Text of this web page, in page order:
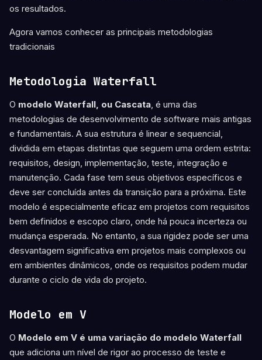
os resultados.
Agora vamos conhecer as principais metodologias
tradicionais
Metodologia Waterfall
O modelo Waterfall, ou Cascata, é uma das
metodologias de desenvolvimento de software mais antigas
e fundamentais. A sua estrutura é linear e sequencial,
dividida em etapas distintas que seguem uma ordem estrita:
requisitos, design, implementação, teste, integração e
manutenção. Cada fase tem seus objetivos específicos e
deve ser concluída antes da transição para a próxima. Este
modelo é especialmente eficaz em projetos com requisitos
bem definidos e escopo claro, onde há pouca incerteza ou
mudança esperada. No entanto, a sua rigidez pode ser uma
desvantagem significativa em projetos mais complexos ou
em ambientes dinâmicos, onde os requisitos podem mudar
durante o ciclo de vida do projeto.
Modelo em V
O Modelo em V é uma variação do modelo Waterfall
que adiciona um nível de rigor ao processo de teste e